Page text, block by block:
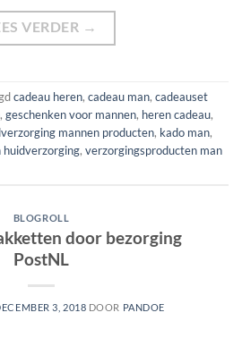
VERDER →
cadeau heren, cadeau man, cadeauset
, geschenken voor mannen, heren cadeau,
mannen producten, kado man,
huidverzorging, verzorgingsproducten man
BLOGROLL
door bezorging
PostNL
3, 2018 DOOR PANDOE